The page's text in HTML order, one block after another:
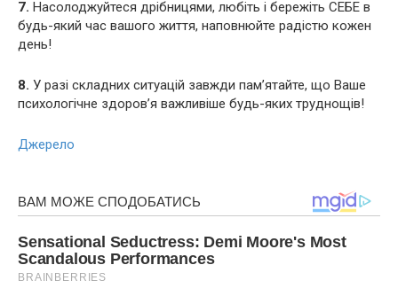
7. Насолоджуйтеся дрібницями, любіть і бережіть СЕБЕ в
будь-який час вашого життя, наповнюйте радістю кожен
день!
8. У разі складних ситуацій завжди пам’ятайте, що Ваше
психологічне здоров’я важливіше будь-яких труднощів!
Джерело